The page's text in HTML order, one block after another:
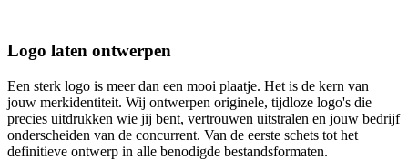
Logo laten ontwerpen
Een sterk logo is meer dan een mooi plaatje. Het is de kern van
jouw merkidentiteit. Wij ontwerpen originele, tijdloze logo's die
precies uitdrukken wie jij bent, vertrouwen uitstralen en jouw bedrijf
onderscheiden van de concurrent. Van de eerste schets tot het
definitieve ontwerp in alle benodigde bestandsformaten.